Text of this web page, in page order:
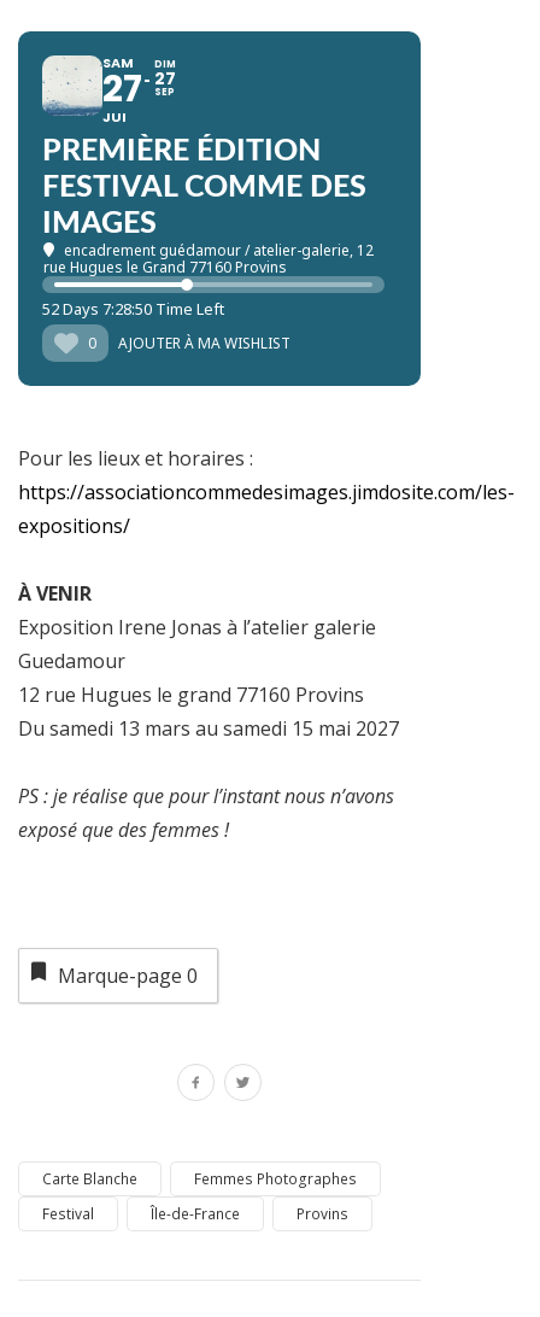
SAM
27
JUI
DIM
27
SEP
PREMIÈRE ÉDITION
FESTIVAL COMME DES
IMAGES
encadrement guédamour / atelier-galerie, 12
rue Hugues le Grand 77160 Provins
52 Days 7:28:44 Time Left
0 AJOUTER À MA WISHLIST
Pour les lieux et horaires :
https://associationcommedesimages.jimdosite.com/les-
expositions/
À VENIR
Exposition Irene Jonas à l’atelier galerie
Guedamour
12 rue Hugues le grand 77160 Provins
Du samedi 13 mars au samedi 15 mai 2027
PS : je réalise que pour l’instant nous n’avons
exposé que des femmes !
Marque-page 0
Carte Blanche
Femmes Photographes
Festival
Île-de-France Provins